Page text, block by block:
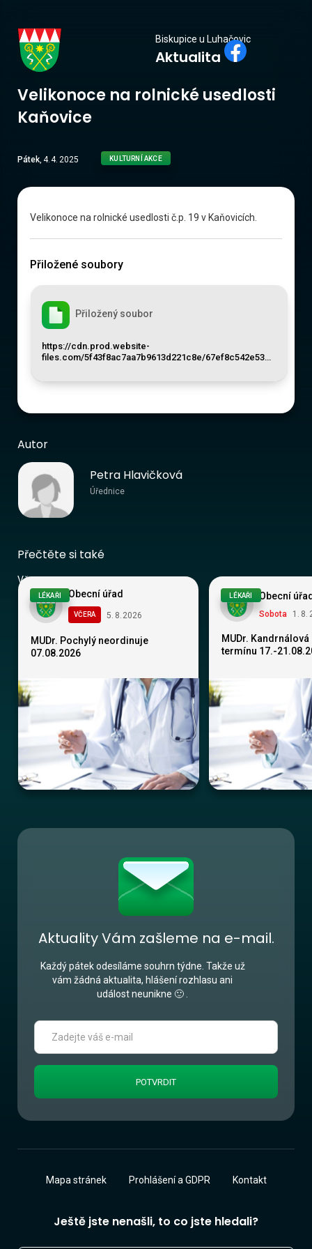
u Luhačovic
Biskupice u Luhačovic
Aktualita
Velikonoce na rolnické usedlosti
Kaňovice
Pátek, 4.4. 2025 KULTURNÍ AKCE
Velikonoce na rolnické usedlosti č.p. 19 v Kaňovicích.
Přiložené soubory
Přiložený soubor
https://cdn.prod.website-
files.com/5f43f8ac7aa7b9613d221c8e/67ef8c542e53…
Autor
Petra Hlavičková
Úřednice
Přečtěte si také
Vše
Obecní úřad
VČERA 5. 8. 2026
MUDr. Pochylý neordinuje
07.08.2026
LÉKAŘI Obecní
Sobota 1 . 8.
MUDr.
termínu 17.-
LÉKAŘI
Aktuality Vám zašleme na e-mail.
Každý pátek odesíláme souhrn týdne. Takže už
vám žádná aktualita, hlášení rozhlasu ani
událost neunikne 🙂 .
Ještě jste nenašli, to co jste hledali?
Mapa stránek Prohlášení a GDPR Kontakt